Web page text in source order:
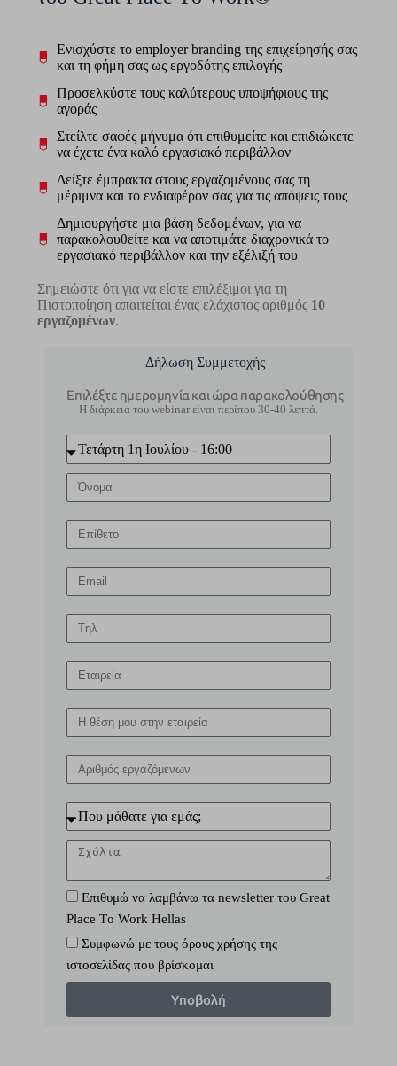
Ενισχύστε το employer branding της επιχείρησής σας
και τη φήμη σας ως εργοδότης επιλογής
Προσελκύστε τους καλύτερους υποψήφιους της
αγοράς
Στείλτε σαφές μήνυμα ότι επιθυμείτε και επιδιώκετε
να έχετε ένα καλό εργασιακό περιβάλλον
Δείξτε έμπρακτα στους εργαζομένους σας τη
μέριμνα και το ενδιαφέρον σας για τις απόψεις τους
Δημιουργήστε μια βάση δεδομένων, για να
παρακολουθείτε και να αποτιμάτε διαχρονικά το
εργασιακό περιβάλλον και την εξέλιξή του
Σημειώστε ότι για να είστε επιλέξιμοι για τη
Πιστοποίηση απαιτείται ένας ελάχιστος αριθμός 10
εργαζομένων.
Δήλωση Συμμετοχής
Επιλέξτε ημερομηνία και ώρα παρακολούθησης
H διάρκεια του webinar είναι περίπου 30-40 λεπτά.
Επιθυμώ να λαμβάνω τα newsletter του Great
Place Τo Work Hellas
Συμφωνώ με τους όρους χρήσης της
ιστοσελίδας που βρίσκομαι
Υποβολή